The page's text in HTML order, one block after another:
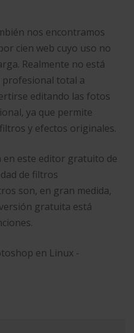
nos encontramos
cien web cuyo uso no
Realmente no está
profesional total a
editando las fotos
ya que permite
y efectos originales.
en este editor gratuito de
de filtros
son, en gran medida,
gratuita está